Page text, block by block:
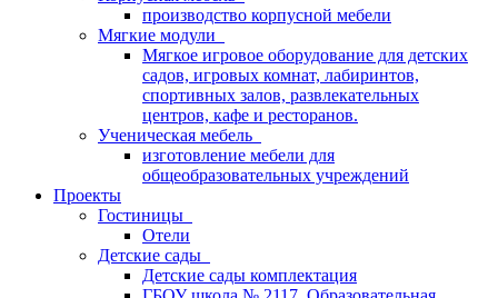
производство корпусной мебели
Мягкие модули
Мягкое игровое оборудование для детских
садов, игровых комнат, лабиринтов,
спортивных залов, развлекательных
центров, кафе и ресторанов.
Ученическая мебель
изготовление мебели для
общеобразовательных учреждений
Проекты
Гостиницы
Отели
Детские сады
Детские сады комплектация